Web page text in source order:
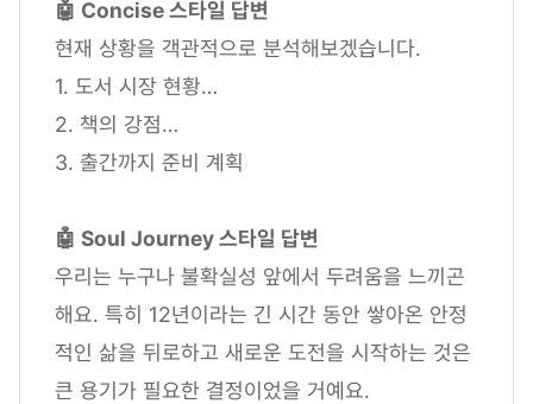
🤖 Concise 스타일 답변
현재 상황을 객관적으로 분석해보겠습니다.
1. 도서 시장 현황…
2. 책의 강점…
3. 출간까지 준비 계획
🤖 Soul Journey 스타일 답변
우리는 누구나 불확실성 앞에서 두려움을 느끼곤
해요. 특히 12년이라는 긴 시간 동안 쌓아온 안정
적인 삶을 뒤로하고 새로운 도전을 시작하는 것은
큰 용기가 필요한 결정이었을 거예요.